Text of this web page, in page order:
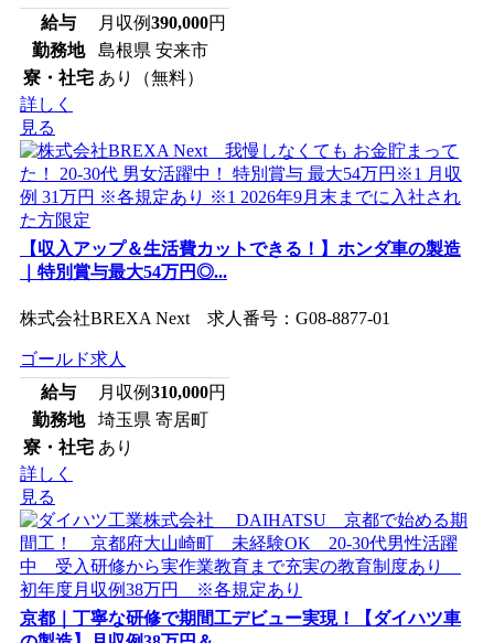
給与
月収例390,000円
勤務地
島根県 安来市
寮・社宅 あり（無料）
詳しく
見る
【収入アップ＆生活費カットできる！】ホンダ車の製造
｜特別賞与最大54万円◎...
株式会社BREXA Next 求人番号：G08-8877-01
ゴールド求人
給与
月収例310,000円
勤務地
埼玉県 寄居町
寮・社宅 あり
詳しく
見る
京都｜丁寧な研修で期間工デビュー実現！【ダイハツ車